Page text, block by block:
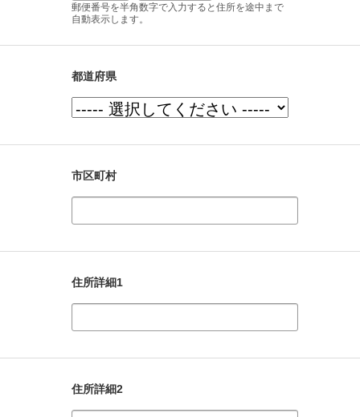
郵便番号を半角数字で入力すると住所を途中まで
自動表示します。
都道府県
市区町村
住所詳細1
住所詳細2